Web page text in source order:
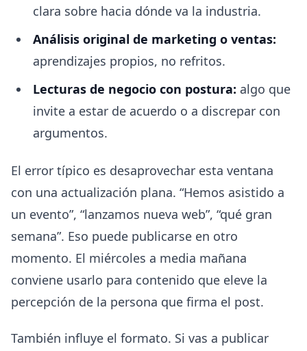
clara sobre hacia dónde va la industria.
Análisis original de marketing o ventas:
aprendizajes propios, no refritos.
Lecturas de negocio con postura: algo que
invite a estar de acuerdo o a discrepar con
argumentos.
El error típico es desaprovechar esta ventana
con una actualización plana. “Hemos asistido a
un evento”, “lanzamos nueva web”, “qué gran
semana”. Eso puede publicarse en otro
momento. El miércoles a media mañana
conviene usarlo para contenido que eleve la
percepción de la persona que firma el post.
También influye el formato. Si vas a publicar